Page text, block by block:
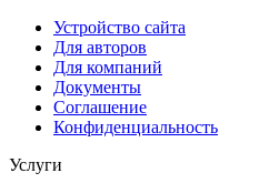
Устройство сайта
Для авторов
Для компаний
Документы
Соглашение
Конфиденциальность
Услуги